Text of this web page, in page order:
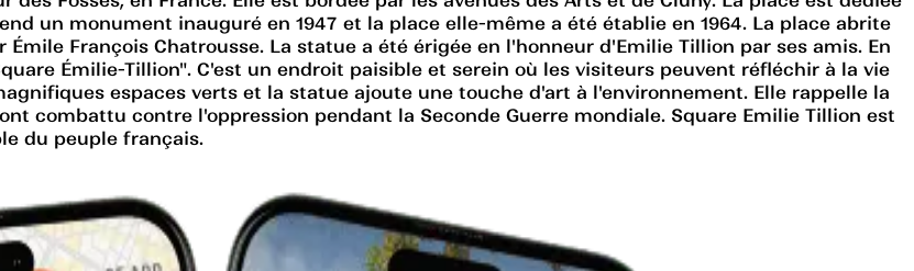
un monument inauguré en 1947 et la place elle-même a été établie en 1964. La place abrite
François Chatrousse. La statue a été érigée en l'honneur d'Emilie Tillion par ses amis. En
Émilie-Tillion". C'est un endroit paisible et serein où les visiteurs peuvent réfléchir à la vie
espaces verts et la statue ajoute une touche d'art à l'environnement. Elle rappelle la
combattu contre l'oppression pendant la Seconde Guerre mondiale. Square Emilie Tillion est
du peuple français.